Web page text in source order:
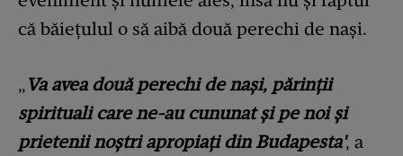
că băiețulul o să aibă două perechi de nași.
„Va avea două perechi de nași, părinții
spirituali care ne-au cununat și pe noi și
prietenii noștri apropiați din Budapesta', a